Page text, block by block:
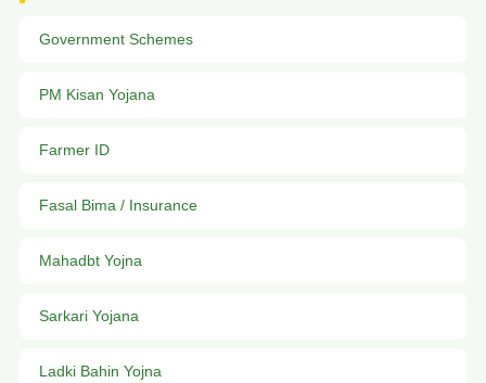
Government Schemes
PM Kisan Yojana
Farmer ID
Fasal Bima / Insurance
Mahadbt Yojna
Sarkari Yojana
Ladki Bahin Yojna